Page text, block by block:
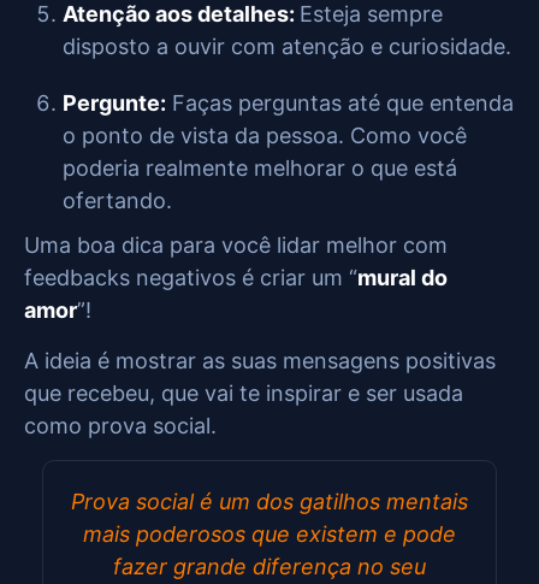
Atenção aos detalhes: Esteja sempre
disposto a ouvir com atenção e curiosidade.
Pergunte: Faças perguntas até que entenda
o ponto de vista da pessoa. Como você
poderia realmente melhorar o que está
ofertando.
Uma boa dica para você lidar melhor com
feedbacks negativos é criar um “mural do
amor”!
A ideia é mostrar as suas mensagens positivas
que recebeu, que vai te inspirar e ser usada
como prova social.
Prova social é um dos gatilhos mentais
mais poderosos que existem e pode
fazer grande diferença no seu